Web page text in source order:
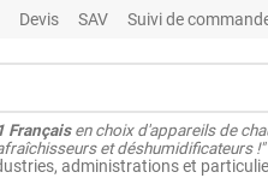
Devis SAV Suivi de
Françaisen choix d'appareils de
et déshumidificateurs !"
administrations et